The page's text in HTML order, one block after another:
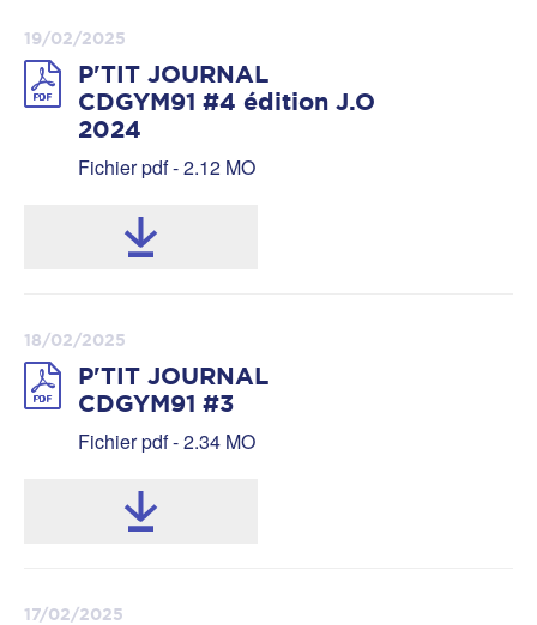
19/02/2025
P'TIT JOURNAL
CDGYM91 #4 édition J.O
2024
Fichier pdf - 2.12 MO
18/02/2025
P'TIT JOURNAL
CDGYM91 #3
Fichier pdf - 2.34 MO
17/02/2025